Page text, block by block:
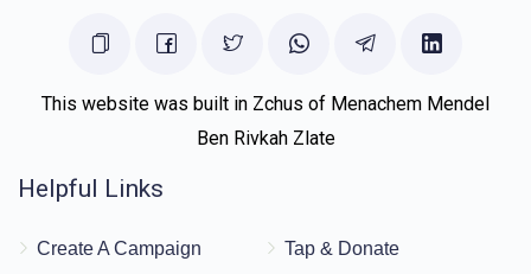
זכות שיך לחתן
This website was built in Zchus of Menachem Mendel
Ben Rivkah Zlate
Helpful Links
Create A Campaign
Tap & Donate